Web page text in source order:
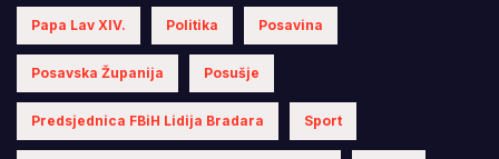
Papa Lav XIV. Politika Posavina
Posavska Županija Posušje
Predsjednica FBiH Lidija Bradara Sport